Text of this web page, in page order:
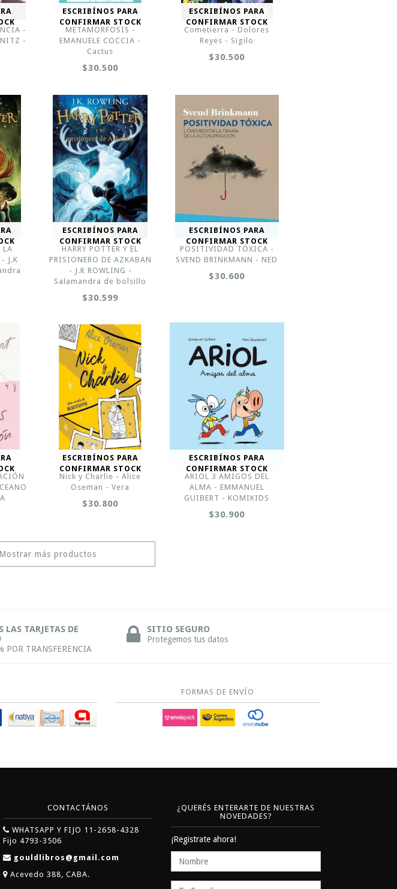
-
-
ESCRIBÍNOS PARA
CONFIRMAR STOCK
METAMORFOSIS -
EMANUELE COCCIA -
Cactus
$30.500
ESCRIBÍNOS PARA
CONFIRMAR STOCK
Cometierra - Dolores
Reyes - Sigilo
$30.500
LA
- J.K
ESCRIBÍNOS PARA
CONFIRMAR STOCK
HARRY POTTER Y EL
PRISIONERO DE AZKABAN
- J.K ROWLING -
Salamandra de bolsillo
$30.599
ESCRIBÍNOS PARA
CONFIRMAR STOCK
POSITIVIDAD TÓXICA -
SVEND BRINKMANN - NED
$30.600
ESCRIBÍNOS PARA
CONFIRMAR STOCK
Nick y Charlie - Alice
Oseman - Vera
$30.800
ESCRIBÍNOS PARA
CONFIRMAR STOCK
ARIOL 3 AMIGOS DEL
ALMA - EMMANUEL
GUIBERT - KOMIKIDS
$30.900
Mostrar más productos
LAS TARJETAS DE
POR TRANSFERENCIA
SITIO SEGURO
Protegemos tus datos
FORMAS DE ENVÍO
CONTACTÁNOS
WHATSAPP Y FIJO 11-2658-4328
Fijo 4793-3506
gouldlibros@gmail.com
Acevedo 388, CABA.
¿QUERÉS ENTERARTE DE NUESTRAS
NOVEDADES?
¡Registrate ahora!